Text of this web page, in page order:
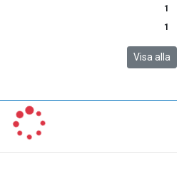
1
1
Visa alla